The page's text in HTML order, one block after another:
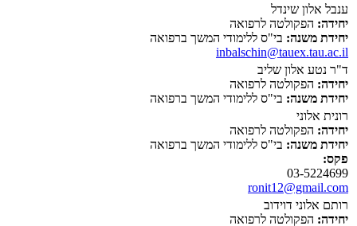
ענבל אלון שינדל
יחידה: הפקולטה לרפואה
יחידת משנה: בי"ס ללימודי המשך ברפואה
inbalschin@tauex.tau.ac.il
ד"ר נטע אלון שליב
יחידה: הפקולטה לרפואה
יחידת משנה: בי"ס ללימודי המשך ברפואה
רונית אלוני
יחידה: הפקולטה לרפואה
יחידת משנה: בי"ס ללימודי המשך ברפואה
פקס:
03-5224699
ronit12@gmail.com
רותם אלוני דוידוב
יחידה: הפקולטה לרפואה